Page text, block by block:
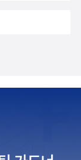
지성사, 2014)를
만나요』(창비,
해진 자에게 지
결과 길 잃은 자